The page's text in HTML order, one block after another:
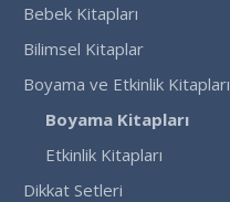
Bebek Kitapları
Bilimsel Kitaplar
Boyama ve Etkinlik Kitapları
Boyama Kitapları
Etkinlik Kitapları
Dikkat Setleri